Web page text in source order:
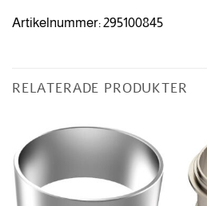
Artikelnummer: 295100845
RELATERADE PRODUKTER